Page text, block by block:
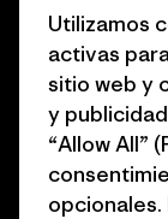
Business Unusual
Objetivos
1% for the Planet
Cómo
Tarjetas regalo
Utilizamos
activas
sitio web y
y
“Allow All”
opcionales.